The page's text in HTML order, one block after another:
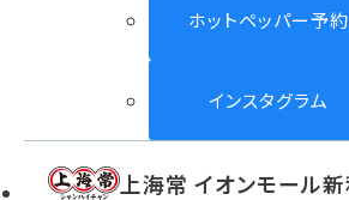
ホットペッパー予約
インスタグラム
上海常 イオンモール